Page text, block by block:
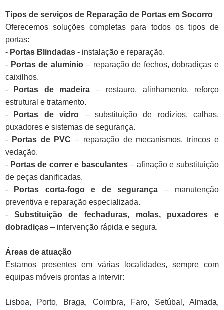
Tipos de serviços de Reparação de Portas em Socorro
Oferecemos soluções completas para todos os tipos de
portas:
- Portas Blindadas - instalação e reparação.
- Portas de alumínio– reparação de fechos, dobradiças e
caixilhos.
-
Portas de madeira – restauro, alinhamento, reforço
estrutural e tratamento.
-
Portas de vidro – substituição de rodízios, calhas,
puxadores e sistemas de segurança.
-
Portas de PVC – reparação de mecanismos, trincos e
vedação.
- Portas de correr e basculantes– afinação e substituição
de peças danificadas.
-
Portas corta-fogo e de segurança – manutenção
preventiva e reparação especializada.
- Substituição de fechaduras, molas, puxadores e
dobradiças – intervenção rápida e segura.
Áreas de atuação
Estamos presentes em várias localidades, sempre com
equipas móveis prontas a intervir:
Lisboa, Porto, Braga, Coimbra, Faro, Setúbal, Almada,